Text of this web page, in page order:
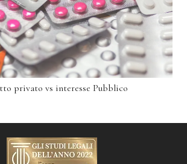
privato vs interesse Pubblico